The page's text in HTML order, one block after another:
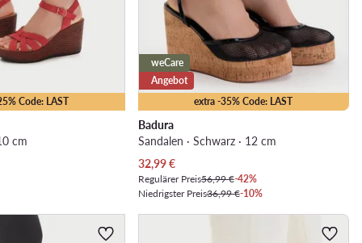
Code: LAST
cm
extra -35% Code: LAST
weCare
Angebot
Badura
Sandalen · Schwarz · 12 cm
Aktueller Preis
32,99€
Regulärer Preis56,99 €-42%
Niedrigster Preis36,99 €-10%